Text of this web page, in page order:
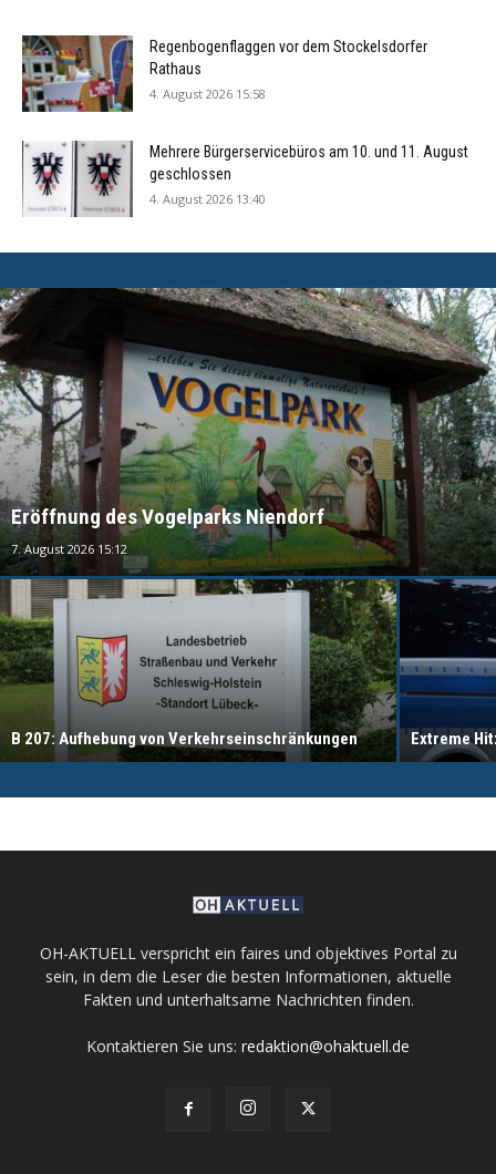
Regenbogenflaggen vor dem Stockelsdorfer
Rathaus
4. August 2026 15:58
Mehrere Bürgerservicebüros am 10. und 11. August
geschlossen
4. August 2026 13:40
Eröffnung des Vogelparks Niendorf
7. August 2026 15:12
B 207: Aufhebung von Verkehrseinschränkungen Extreme
OH-AKTUELL verspricht ein faires und objektives Portal zu
sein, in dem die Leser die besten Informationen, aktuelle
Fakten und unterhaltsame Nachrichten finden.
Kontaktieren Sie uns: redaktion@ohaktuell.de